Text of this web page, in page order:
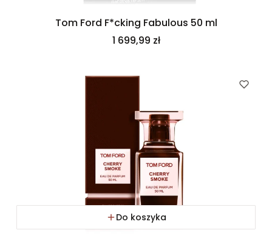
Tom Ford F*cking Fabulous 50 ml
Cena
1 699,99 zł
Do koszyka